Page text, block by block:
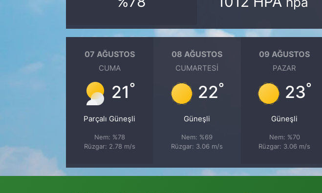
07 AĞUSTOS
CUMA
21°
Parçalı Güneşli
Nem: %78
Rüzgar: 2.78 m/s
08 AĞUSTOS
CUMARTESI
22°
Güneşli
Nem: %69
Rüzgar: 3.06 m/s
09 AĞUSTOS
PAZAR
23°
Güneşli
Nem: %70
Rüzgar: 3.06 m/s